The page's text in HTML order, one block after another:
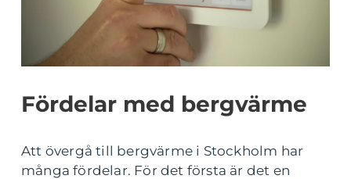
Fördelar med bergvärme
Att övergå till bergvärme i Stockholm har
många fördelar. För det första är det en